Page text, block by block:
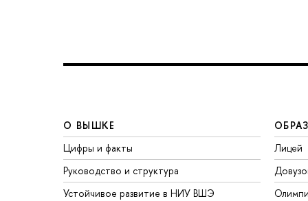
О ВЫШКЕ
Цифры и факты
Руководство и структура
Устойчивое развитие в НИУ ВШЭ
Лицей